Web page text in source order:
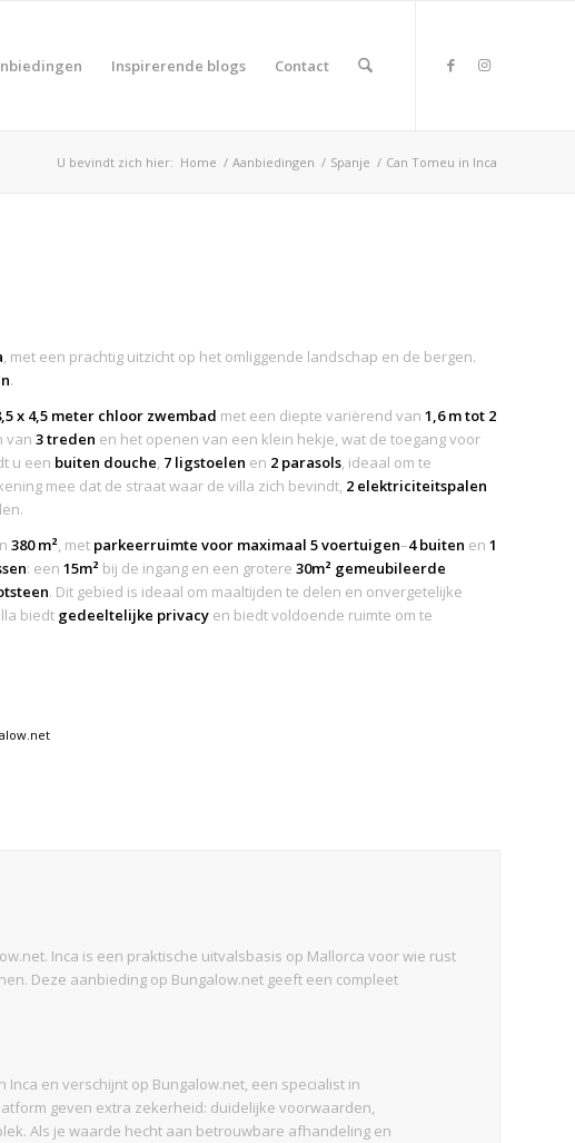
Inspirerende blogs Contact
U bevindt zich hier: Home / Aanbiedingen / Spanje / Can Tomeu in Inca
, met een prachtig uitzicht op het omliggende landschap en de bergen.
.
x 4,5 meter chloor zwembad met een diepte variërend van1,6 m tot 2
van3 treden en het openen van een klein hekje, wat de toegang voor
u een buiten douche, 7 ligstoelen en 2 parasols, ideaal om te
mee dat de straat waar de villa zich bevindt, 2 elektriciteitspalen
380 m², met parkeerruimte voor maximaal 5 voertuigen–4 buiten en1
: een15m² bij de ingang en een grotere30m² gemeubileerde
. Dit gebied is ideaal om maaltijden te delen en onvergetelijke
biedt gedeeltelijke privacy en biedt voldoende ruimte om te
Inca is een praktische uitvalsbasis op Mallorca voor wie rust
Deze aanbieding op Bungalow.net geeft een compleet
en verschijnt op Bungalow.net, een specialist in
geven extra zekerheid: duidelijke voorwaarden,
Als je waarde hecht aan betrouwbare afhandeling en